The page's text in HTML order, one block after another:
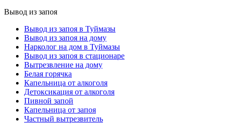
Вывод из запоя
Вывод из запоя в Туймазы
Вывод из запоя на дому
Нарколог на дом в Туймазы
Вывод из запоя в стационаре
Вытрезвление на дому
Белая горячка
Капельница от алкоголя
Детоксикация от алкоголя
Пивной запой
Капельница от запоя
Частный вытрезвитель